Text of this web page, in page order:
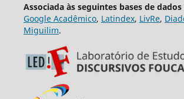
Associada às seguintes bases de
Google Acadêmico, Latindex, LivRe,
Miguilim.